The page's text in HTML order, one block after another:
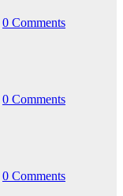
0 Comments
0 Comments
0 Comments